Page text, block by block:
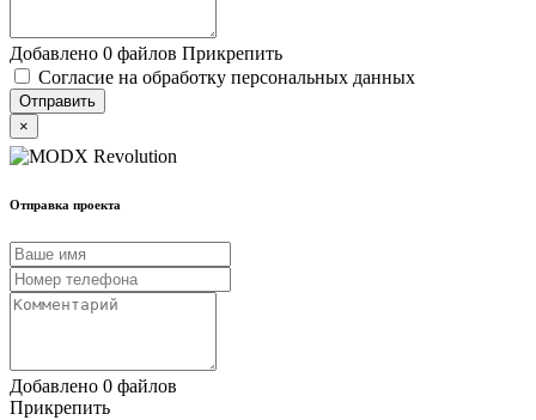
Добавлено 0 файлов Прикрепить
Согласие на обработку персональных данных
×
Отправка проекта
Добавлено 0 файлов
Прикрепить